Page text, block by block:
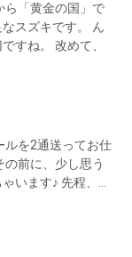
ら「黄金の国」で
スズキです。 ん
すね。 改めて、
ルを2通送ってお仕
前に、少し思う
います♪ 先程、...